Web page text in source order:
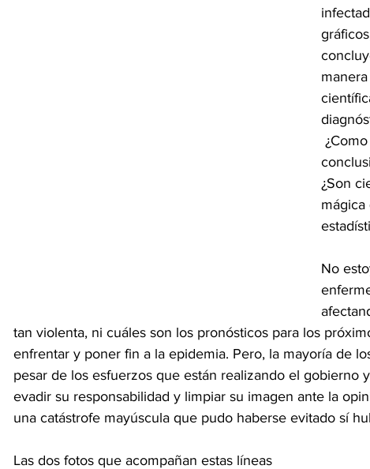
¿Son
mágica
No
tan violenta, ni cuáles son los pronósticos para los
enfrentar y poner fin a la epidemia. Pero, la mayoría de
pesar de los esfuerzos que están realizando el gobierno
evadir su responsabilidad y limpiar su imagen ante la
una catástrofe mayúscula que pudo haberse evitado sí
Las dos fotos que acompañan estas líneas